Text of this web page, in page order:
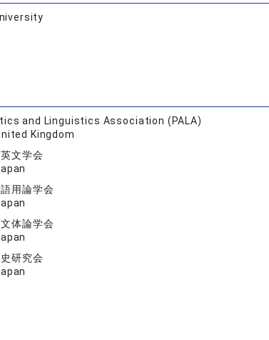
and Linguistics Association (PALA)
Kingdom
文学会
用論学会
体論学会
研究会